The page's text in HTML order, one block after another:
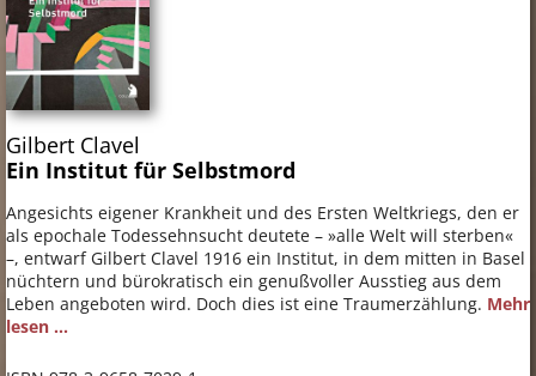
Gilbert Clavel
Ein Institut für Selbstmord
Angesichts eigener Krankheit und des Ersten Weltkriegs, den er
als epochale Todessehnsucht deutete – »alle Welt will sterben«
–, entwarf Gilbert Clavel 1916 ein Institut, in dem mitten in Basel
nüchtern und bürokratisch ein genußvoller Ausstieg aus dem
Leben angeboten wird. Doch dies ist eine Traumerzählung. Mehr
lesen ...